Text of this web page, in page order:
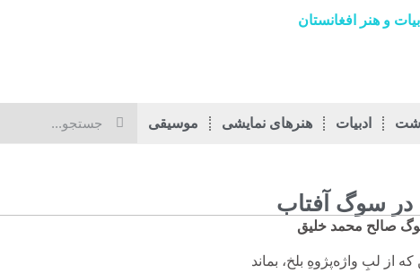
و هنر افغانستان
ادبیات هنرهای نمایشی موسیقی
در سوگ آفتاب
صالح محمد خلیق
از لبِ واژه‌پژوهِ بلخ، بماند